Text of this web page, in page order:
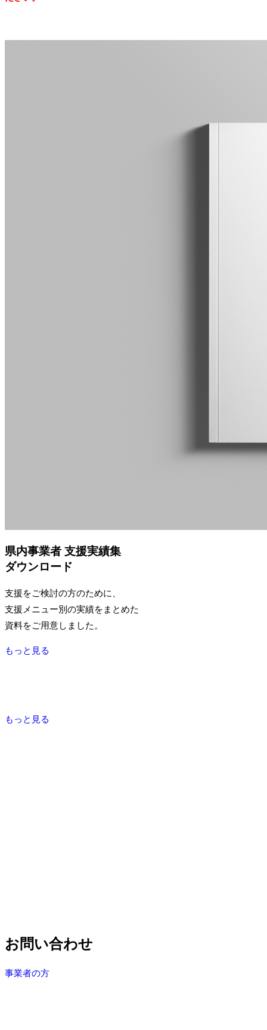
県内事業者 支援実績集
ダウンロード
支援をご検討の方のために、
支援メニュー別の実績をまとめた
資料をご用意しました。
もっと見る
もっと見る
お問い合わせ
事業者の方